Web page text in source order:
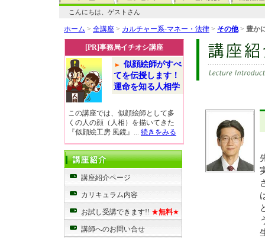
こんにちは、ゲストさん
ホーム > 全講座 > カルチャー系-マネー・法律 > その他> 豊か
[PR]事務局イチオシ講座
似顔絵師がすべ
てを伝授します！
運命を知る人相学
この講座では、似顔絵師として多
くの人の顔（人相）を描いてきた
『似顔絵工房 風鏡』... 続きをみる
講座紹介ページ
カリキュラム内容
お試し受講できます!! ★無料★
講師へのお問い合せ